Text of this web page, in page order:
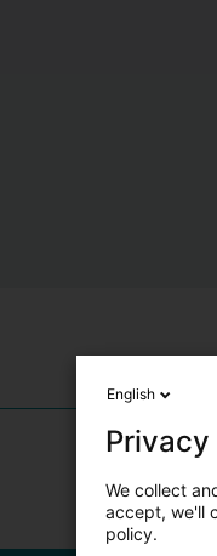
English
We collect
accept, we'll
policy.